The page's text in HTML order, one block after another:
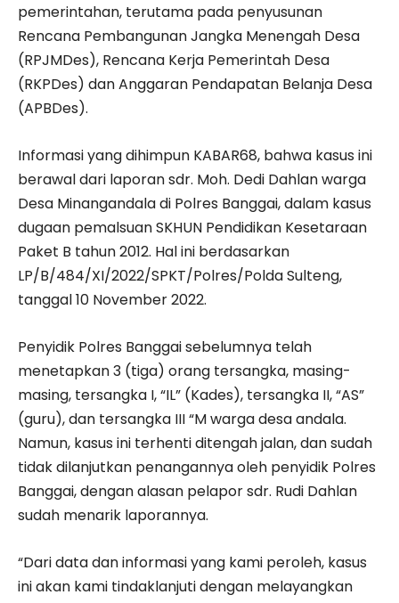
pemerintahan, terutama pada penyusunan
Rencana Pembangunan Jangka Menengah Desa
(RPJMDes), Rencana Kerja Pemerintah Desa
(RKPDes) dan Anggaran Pendapatan Belanja Desa
(APBDes).
Informasi yang dihimpun KABAR68, bahwa kasus ini
berawal dari laporan sdr. Moh. Dedi Dahlan warga
Desa Minangandala di Polres Banggai, dalam kasus
dugaan pemalsuan SKHUN Pendidikan Kesetaraan
Paket B tahun 2012. Hal ini berdasarkan
LP/B/484/XI/2022/SPKT/Polres/Polda Sulteng,
tanggal 10 November 2022.
Penyidik Polres Banggai sebelumnya telah
menetapkan 3 (tiga) orang tersangka, masing-
masing, tersangka I, “IL” (Kades), tersangka II, “AS”
(guru), dan tersangka III “M warga desa andala.
Namun, kasus ini terhenti ditengah jalan, dan sudah
tidak dilanjutkan penangannya oleh penyidik Polres
Banggai, dengan alasan pelapor sdr. Rudi Dahlan
sudah menarik laporannya.
“Dari data dan informasi yang kami peroleh, kasus
ini akan kami tindaklanjuti dengan melayangkan